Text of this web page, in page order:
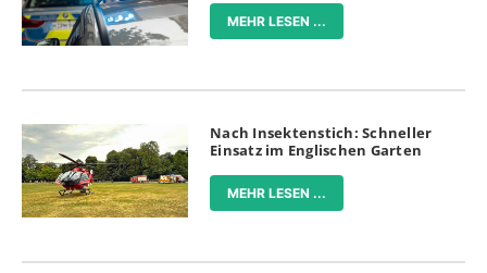
MEHR LESEN ...
Nach Insektenstich: Schneller
Einsatz im Englischen Garten
MEHR LESEN ...